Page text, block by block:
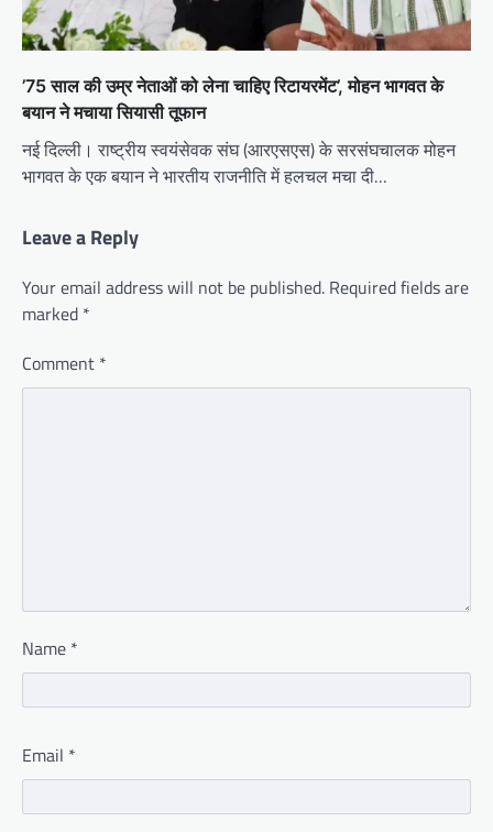
’75 साल की उम्र नेताओं को लेना चाहिए रिटायरमेंट’, मोहन भागवत के
बयान ने मचाया सियासी तूफान
नई दिल्ली। राष्ट्रीय स्वयंसेवक संघ (आरएसएस) के सरसंघचालक मोहन
भागवत के एक बयान ने भारतीय राजनीति में हलचल मचा दी…
Leave a Reply
Your email address will not be published. Required fields are
marked *
Comment *
Name *
Email *